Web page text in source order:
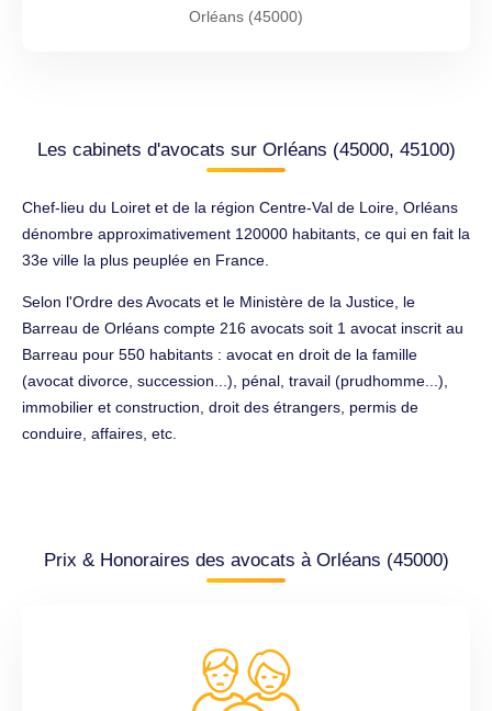
Orléans (45000)
Les cabinets d'avocats sur Orléans (45000, 45100)
Chef-lieu du Loiret et de la région Centre-Val de Loire, Orléans
dénombre approximativement 120000 habitants, ce qui en fait la
33e ville la plus peuplée en France.
Selon l'Ordre des Avocats et le Ministère de la Justice, le
Barreau de Orléans compte 216 avocats soit 1 avocat inscrit au
Barreau pour 550 habitants : avocat en droit de la famille
(avocat divorce, succession...), pénal, travail (prudhomme...),
immobilier et construction, droit des étrangers, permis de
conduire, affaires, etc.
Prix & Honoraires des avocats à Orléans (45000)